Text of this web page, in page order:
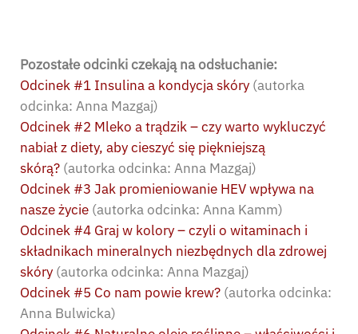
Pozostałe odcinki czekają na odsłuchanie:
Odcinek #1 Insulina a kondycja skóry (autorka
odcinka: Anna Mazgaj)
Odcinek #2 Mleko a trądzik – czy warto wykluczyć
nabiał z diety, aby cieszyć się piękniejszą
skórą? (autorka odcinka: Anna Mazgaj)
Odcinek #3 Jak promieniowanie HEV wpływa na
nasze życie (autorka odcinka: Anna Kamm)
Odcinek #4 Graj w kolory – czyli o witaminach i
składnikach mineralnych niezbędnych dla zdrowej
skóry (autorka odcinka: Anna Mazgaj)
Odcinek #5 Co nam powie krew? (autorka odcinka:
Anna Bulwicka)